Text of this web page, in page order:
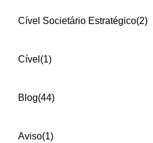
Cível Societário Estratégico(2)
Cível (1)
Blog(44)
Aviso(1)